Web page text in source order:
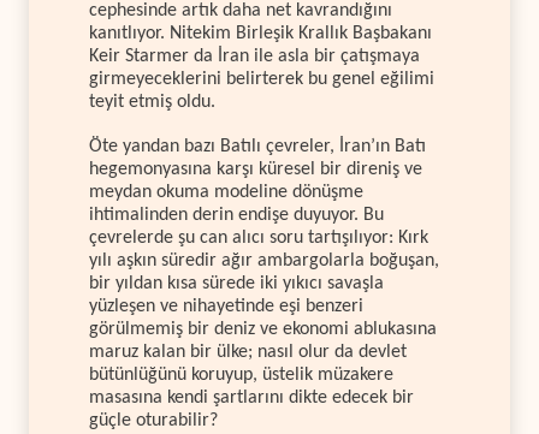
cephesinde artık daha net kavrandığını
kanıtlıyor. Nitekim Birleşik Krallık Başbakanı
Keir Starmer da İran ile asla bir çatışmaya
girmeyeceklerini belirterek bu genel eğilimi
teyit etmiş oldu.
Öte yandan bazı Batılı çevreler, İran’ın Batı
hegemonyasına karşı küresel bir direniş ve
meydan okuma modeline dönüşme
ihtimalinden derin endişe duyuyor. Bu
çevrelerde şu can alıcı soru tartışılıyor: Kırk
yılı aşkın süredir ağır ambargolarla boğuşan,
bir yıldan kısa sürede iki yıkıcı savaşla
yüzleşen ve nihayetinde eşi benzeri
görülmemiş bir deniz ve ekonomi ablukasına
maruz kalan bir ülke; nasıl olur da devlet
bütünlüğünü koruyup, üstelik müzakere
masasına kendi şartlarını dikte edecek bir
güçle oturabilir?